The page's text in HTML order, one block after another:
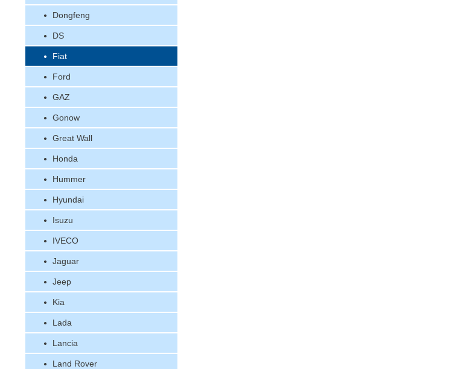
Dongfeng
DS
Fiat
Ford
GAZ
Gonow
Great Wall
Honda
Hummer
Hyundai
Isuzu
IVECO
Jaguar
Jeep
Kia
Lada
Lancia
Land Rover